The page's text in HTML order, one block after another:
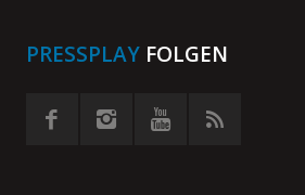
PRESSPLAY FOLGEN